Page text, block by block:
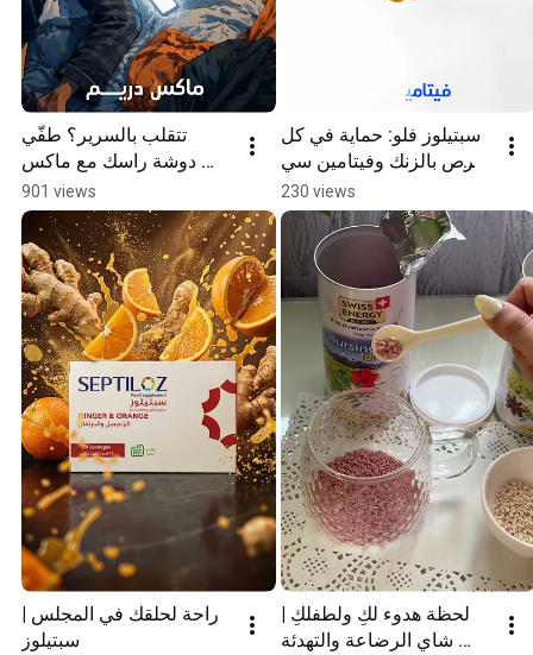
تتقلب بالسرير؟ طفّي
دوشة راسك مع ماكس
دريم #Shorts
901 views
سبتيلوز فلو: حماية في كل
قرص بالزنك وفيتامين سي
#Shorts
230 views
راحة لحلقك في المجلس |
سبتيلوز
لحظة هدوء لكِ ولطفلكِ |
شاي الرضاعة والتهدئة